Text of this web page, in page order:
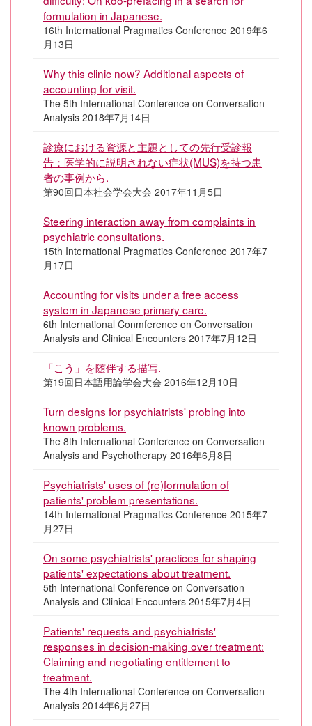
formulation in Japanese.
16th International Pragmatics Conference 2019年6
月13日
Why this clinic now? Additional aspects of
accounting for visit.
The 5th International Conference on Conversation
Analysis 2018年7月14日
診療における資源と主題としての先行受診報
告：医学的に説明されない症状(MUS)を持つ患
者の事例から.
第90回日本社会学会大会 2017年11月5日
Steering interaction away from complaints in
psychiatric consultations.
15th International Pragmatics Conference 2017年7
月17日
Accounting for visits under a free access
system in Japanese primary care.
6th International Conmference on Conversation
Analysis and Clinical Encounters 2017年7月12日
「こう」を随伴する描写.
第19回日本語用論学会大会 2016年12月10日
Turn designs for psychiatrists' probing into
known problems.
The 8th International Conference on Conversation
Analysis and Psychotherapy 2016年6月8日
Psychiatrists' uses of (re)formulation of
patients' problem presentations.
14th International Pragmatics Conference 2015年7
月27日
On some psychiatrists' practices for shaping
patients' expectations about treatment.
5th International Conference on Conversation
Analysis and Clinical Encounters 2015年7月4日
Patients' requests and psychiatrists'
responses in decision-making over treatment:
Claiming and negotiating entitlement to
treatment.
The 4th International Conference on Conversation
Analysis 2014年6月27日